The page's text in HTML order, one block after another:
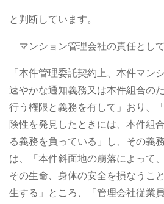
と判断しています。
マンション管理会社の責任として
「本件管理委託契約上、本件マン
速やかな通知義務又は本件組合の
行う権限と義務を有して」おり、
険性を発見したときには、本件組
る義務を負っている」し、その義
は、「本件斜面地の崩落によって
その生命、身体の安全を損なうこ
生する」ところ、「管理会社従業